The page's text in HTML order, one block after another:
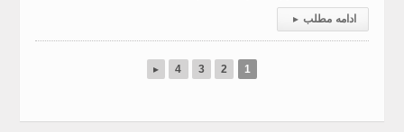
ادامه مطلب ▸
1
2
3
4
▸